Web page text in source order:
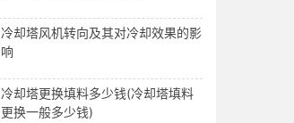
冷却塔风机转向及其对冷却效果的影
响
冷却塔更换填料多少钱(冷却塔填料
更换一般多少钱)